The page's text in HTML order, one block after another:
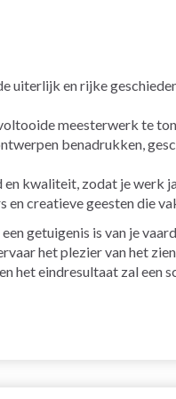
en rijke
meesterwerk te
benadrukken,
kwaliteit, zodat je werk
creatieve geesten die
getuigenis is van je
het plezier van het
het eindresultaat zal een